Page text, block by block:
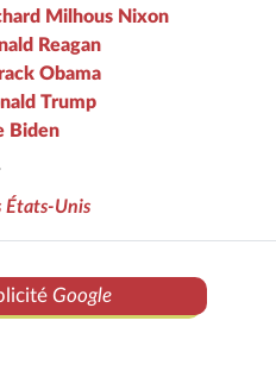
Milhous Nixon
Reagan
Obama
Trump
Biden
États-Unis
Google